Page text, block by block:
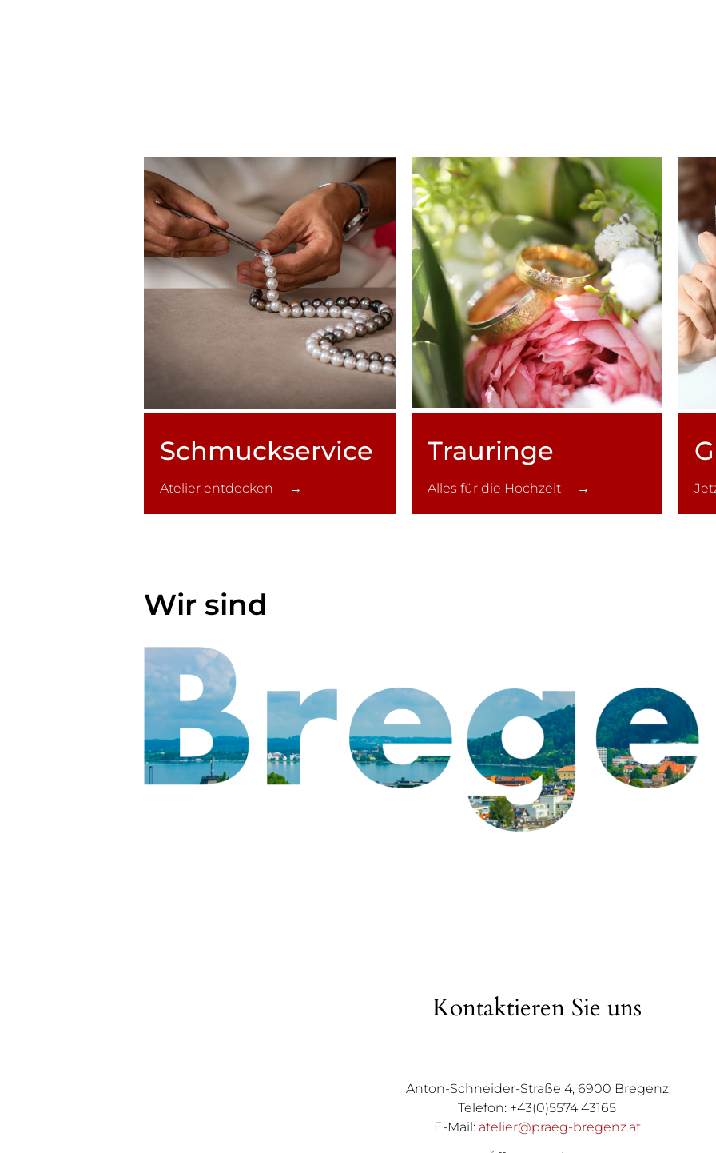
Schmuck­service
Atelier entdecken →
Trauringe
Alles für die Hochzeit →
Wir sind
Kontaktieren Sie uns
Anton-Schneider-Straße 4, 6900 Bregenz
Telefon: +43(0)5574 43165
E-Mail: atelier@praeg-bregenz.at